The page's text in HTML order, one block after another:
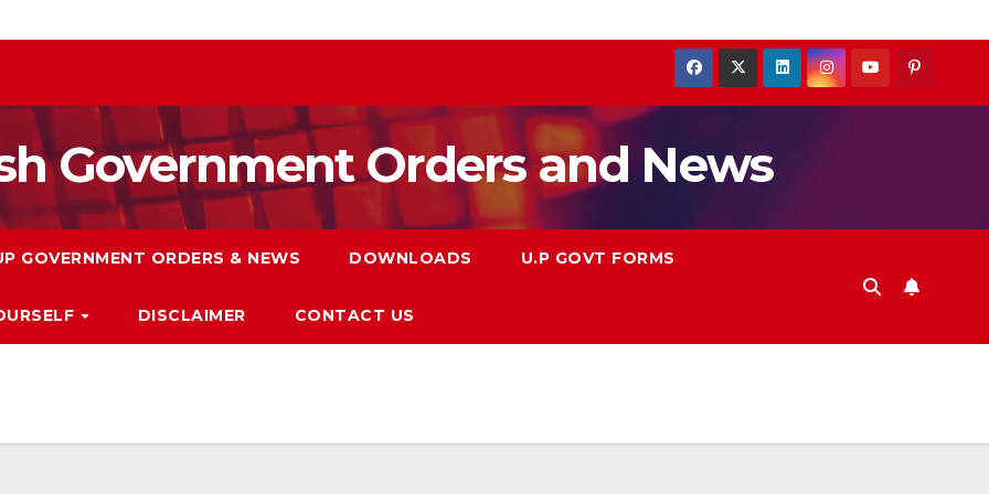
Government Orders and News
GOVERNMENT ORDERS & NEWS DOWNLOADS U.P GOVT FORMS
DISCLAIMER CONTACT US